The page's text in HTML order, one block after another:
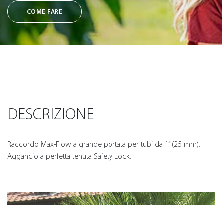
COME FARE
DESCRIZIONE
Raccordo Max-Flow a grande portata per tubi da 1” (25 mm).
Aggancio a perfetta tenuta Safety Lock.